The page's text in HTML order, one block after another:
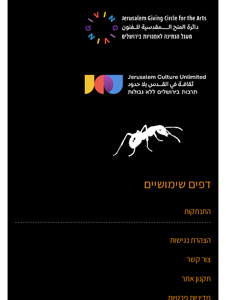
דפים שימושיים
התנתקות
הצהרת נגישות
צור קשר
תקנון אתר
מדיניות פרטיות